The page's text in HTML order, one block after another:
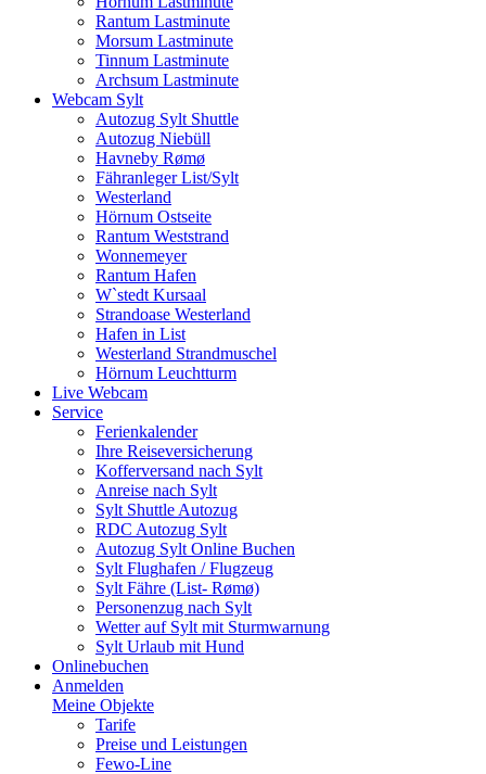
Rantum Lastminute
Morsum Lastminute
Tinnum Lastminute
Archsum Lastminute
Webcam Sylt
Autozug Sylt Shuttle
Autozug Niebüll
Havneby Rømø
Fähranleger List/Sylt
Westerland
Hörnum Ostseite
Rantum Weststrand
Wonnemeyer
Rantum Hafen
W`stedt Kursaal
Strandoase Westerland
Hafen in List
Westerland Strandmuschel
Hörnum Leuchtturm
Live Webcam
Service
Ferienkalender
Ihre Reiseversicherung
Kofferversand nach Sylt
Anreise nach Sylt
Sylt Shuttle Autozug
RDC Autozug Sylt
Autozug Sylt Online Buchen
Sylt Flughafen / Flugzeug
Sylt Fähre (List- Rømø)
Personenzug nach Sylt
Wetter auf Sylt mit Sturmwarnung
Sylt Urlaub mit Hund
Onlinebuchen
Anmelden
Meine Objekte
Tarife
Preise und Leistungen
Fewo-Line